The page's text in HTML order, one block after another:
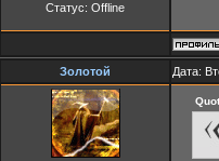
Статус: Offline
Золотой Дата: